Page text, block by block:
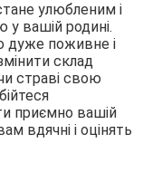
улюбленим і
вашій родині.
дуже поживне і
склад
страві свою
приємно вашій
вдячні і оцінять